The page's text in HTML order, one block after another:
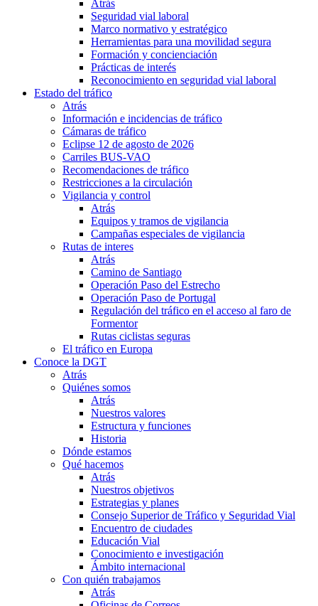
Atrás
Seguridad vial laboral
Marco normativo y estratégico
Herramientas para una movilidad segura
Formación y concienciación
Prácticas de interés
Reconocimiento en seguridad vial laboral
Estado del tráfico
Atrás
Información e incidencias de tráfico
Cámaras de tráfico
Eclipse 12 de agosto de 2026
Carriles BUS-VAO
Recomendaciones de tráfico
Restricciones a la circulación
Vigilancia y control
Atrás
Equipos y tramos de vigilancia
Campañas especiales de vigilancia
Rutas de interes
Atrás
Camino de Santiago
Operación Paso del Estrecho
Operación Paso de Portugal
Regulación del tráfico en el acceso al faro de
Formentor
Rutas ciclistas seguras
El tráfico en Europa
Conoce la DGT
Atrás
Quiénes somos
Atrás
Nuestros valores
Estructura y funciones
Historia
Dónde estamos
Qué hacemos
Atrás
Nuestros objetivos
Estrategias y planes
Consejo Superior de Tráfico y Seguridad Vial
Encuentro de ciudades
Educación Vial
Conocimiento e investigación
Ámbito internacional
Con quién trabajamos
Atrás